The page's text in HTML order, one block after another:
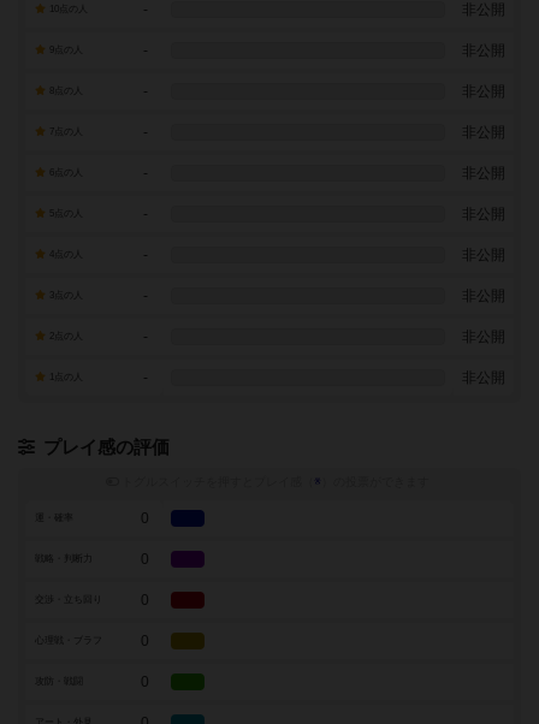
- 非公開
- 非公開
- 非公開
7点の人 - 非公開
- 非公開
- 非公開
- 非公開
- 非公開
- 非公開
- 非公開
プレイ感の評価
※
0
戦略・判断力 0
0
0
0